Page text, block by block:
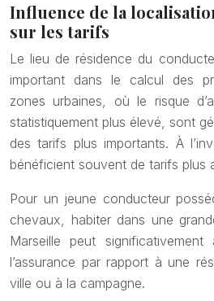
Influence de la
sur les tarifs
Le lieu de résidence du
important dans le calcul des
zones urbaines, où le risque
statistiquement plus élevé, sont
des tarifs plus importants. À
bénéficient souvent de tarifs plus
Pour un jeune conducteur
chevaux, habiter dans une
Marseille peut
l’assurance par rapport à une
ville ou à la campagne.